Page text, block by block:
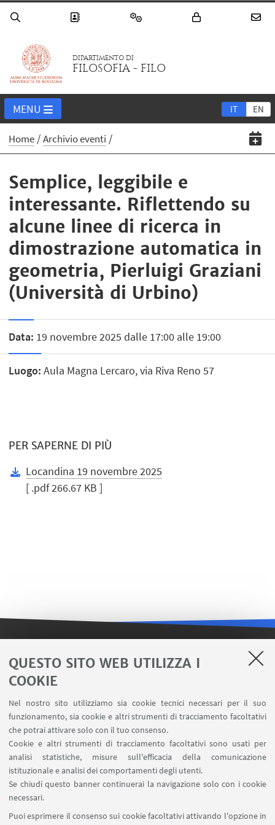
QUESTO SITO WEB UTILIZZA I
COOKIE
Nel nostro sito utilizziamo sia cookie tecnici necessari per il suo
funzionamento, sia cookie e altri strumenti di tracciamento facoltativi
che potrai attivare solo con il tuo consenso.
Cookie e altri strumenti di tracciamento facoltativi sono usati per
analisi statistiche, misure sull'efficacia della comunicazione
istituzionale e analisi dei comportamenti degli utenti.
Se chiudi questo banner continuerai la navigazione solo con i cookie
necessari.
Puoi esprimere il consenso sui cookie facoltativi attivando l'opzione in
DIPARTIMENTO DI
FILOSOFIA - FILO
IT EN
MENU
Home Archivio eventi
Semplice, leggibile e
interessante. Riflettendo su
alcune linee di ricerca in
dimostrazione automatica in
geometria, Pierluigi Graziani
(Università di Urbino)
Data: 19 novembre 2025 dalle 17:00 alle 19:00
Luogo: Aula Magna Lercaro, via Riva Reno 57
PER SAPERNE DI PIÙ
Locandina 19 novembre 2025
[ .pdf 266.67 KB ]
LINK UTILI
Area riservata FILO
U-Web Missioni
AlmaEsami
AlmaWifi
Proxy: connessione da remoto
InfoPoint Azzo Gardino
SEGUI UNIBO SU: